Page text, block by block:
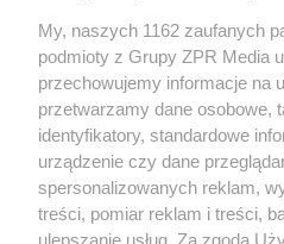
Żaden utwór zamieszczony w serwisie
rozpowszechniany lub dalej
tym także elektroniczny lub
eksploatacji w jakiejkolwiek formie,
Internecie bez pisemnej zgody
wykorzystanie utworów w całości lub
tzn. bez właściwej zgody, jest
ścigane prawnie.
My, naszych 1162 zaufanych
podmioty z Grupy ZPR Media
przechowujemy informacje na
przetwarzamy dane osobowe,
identyfikatory, standardowe
urządzenie czy dane
spersonalizowanych reklam,
treści, pomiar reklam i treści,
ulepszanie usług. Za zgodą